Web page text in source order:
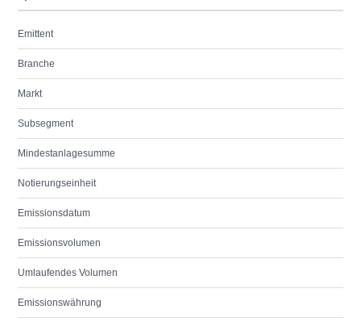
Emittent
Branche
Markt
Subsegment
Mindestanlagesumme
Notierungseinheit
Emissionsdatum
Emissionsvolumen
Umlaufendes Volumen
Emissionswährung